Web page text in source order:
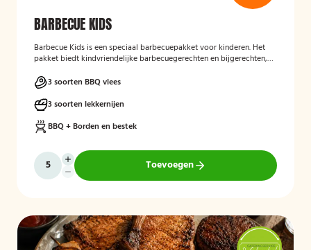
BARBECUE KIDS
Barbecue Kids is een speciaal barbecuepakket voor kinderen. Het
pakket biedt kindvriendelijke barbecuegerechten en bijgerechten,
BBQ-ervaring tijdens een feest, familiedag of andere gelegenheid.
3 soorten BBQ vlees
3 soorten lekkernijen
BBQ + Borden en bestek
Toevoegen